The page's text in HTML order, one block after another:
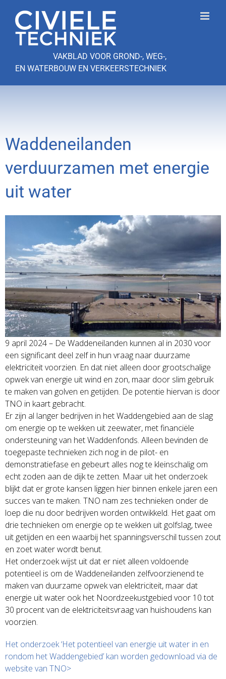
naar
inhoud
VAKBLAD VOOR GROND-, WEG-,
EN WATERBOUW EN VERKEERSTECHNIEK
Waddeneilanden
verduurzamen met energie
uit water
9 april 2024 – De Waddeneilanden kunnen al in 2030 voor
een significant deel zelf in hun vraag naar duurzame
elektriciteit voorzien. En dat niet alleen door grootschalige
opwek van energie uit wind en zon, maar door slim gebruik
te maken van golven en getijden. De potentie hiervan is door
TNO in kaart gebracht.
Er zijn al langer bedrijven in het Waddengebied aan de slag
om energie op te wekken uit zeewater, met financiële
ondersteuning van het Waddenfonds. Alleen bevinden de
toegepaste technieken zich nog in de pilot- en
demonstratiefase en gebeurt alles nog te kleinschalig om
echt zoden aan de dijk te zetten. Maar uit het onderzoek
blijkt dat er grote kansen liggen hier binnen enkele jaren een
succes van te maken. TNO nam zes technieken onder de
loep die nu door bedrijven worden ontwikkeld. Het gaat om
drie technieken om energie op te wekken uit golfslag, twee
uit getijden en een waarbij het spanningsverschil tussen zout
en zoet water wordt benut.
Het onderzoek wijst uit dat er niet alleen voldoende
potentieel is om de Waddeneilanden zelfvoorzienend te
maken van duurzame opwek van elektriciteit, maar dat
energie uit water ook het Noordzeekustgebied voor 10 tot
30 procent van de elektriciteitsvraag van huishoudens kan
voorzien.
Het onderzoek ‘Het potentieel van energie uit water in en
rondom het Waddengebied’ kan worden gedownload via de
website van TNO>